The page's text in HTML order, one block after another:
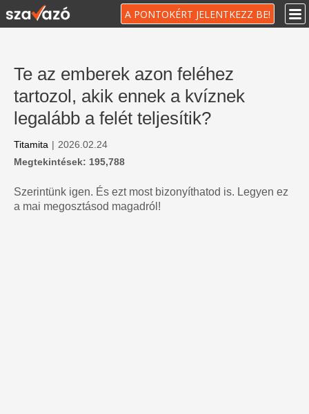
A PONTOKÉRT JELENTKEZZ BE!
Te az emberek azon feléhez
tartozol, akik ennek a kvíznek
legalább a felét teljesítik?
Titamita | 2026.02.24
Megtekintések: 195,788
Szerintünk igen. És ezt most bizonyíthatod is. Legyen ez
a mai megosztásod magadról!